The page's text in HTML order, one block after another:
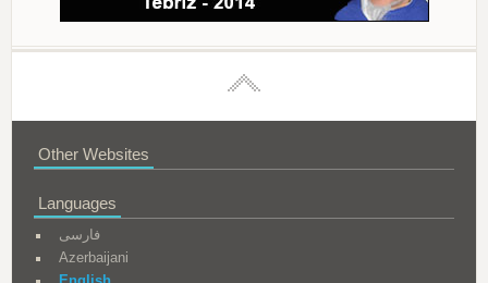
Other Websites
Languages
فارسی
Azerbaijani